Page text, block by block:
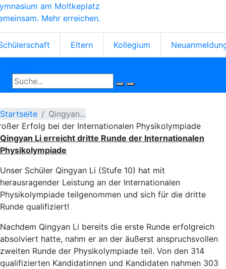
Direkt
zum
Inhalt
am Moltkeplatz
Mehr erreichen.
Eltern Kollegium
Startseite
Qingyan...
Erfolg bei der Internationalen Physikolympiade
Qingyan Li erreicht dritte Runde der Internationalen
Physikolympiade
Unser Schüler Qingyan Li (Stufe 10) hat mit
herausragender Leistung an der Internationalen
Physikolympiade teilgenommen und sich für die dritte
Runde qualifiziert!
Nachdem Qingyan Li bereits die erste Runde erfolgreich
absolviert hatte, nahm er an der äußerst anspruchsvollen
zweiten Runde der Physikolympiade teil. Von den 314
qualifizierten Kandidatinnen und Kandidaten nahmen 303